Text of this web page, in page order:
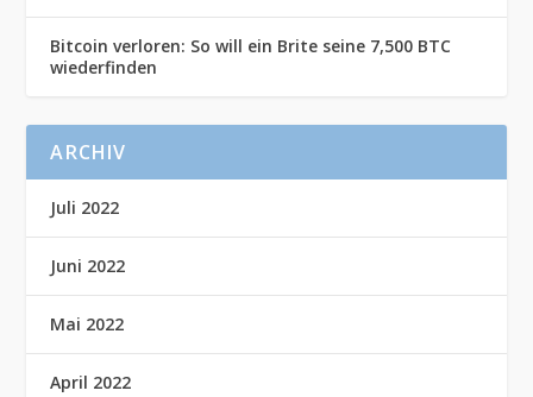
Bitcoin verloren: So will ein Brite seine 7,500 BTC
wiederfinden
ARCHIV
Juli 2022
Juni 2022
Mai 2022
April 2022